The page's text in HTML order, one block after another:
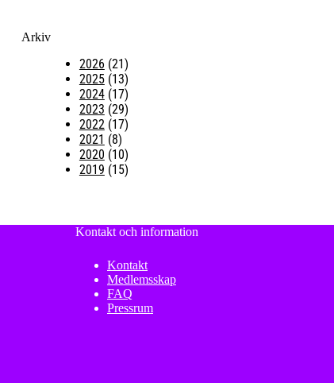
Arkiv
2026 (21)
2025(13)
2024(17)
2023 (29)
2022(17)
2021 (8)
2020 (10)
2019 (15)
Kontakt och information
Kontakt
Medlemsskap
FAQ
Pressrum